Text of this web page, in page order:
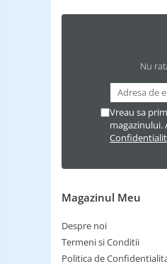
Nu
Vreau sa
magazinului.
Magazinul Meu
Despre noi
Termeni si Conditii
Politica de